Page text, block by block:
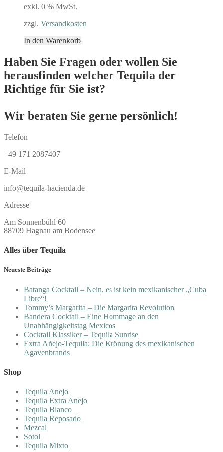
exkl. 0 % MwSt.
zzgl. Versandkosten
In den Warenkorb
Haben Sie Fragen oder wollen Sie
herausfinden welcher Tequila der
Richtige für Sie ist?
Wir beraten Sie gerne persönlich!
Telefon
+49 171 2087407
E-Mail
info@tequila-hacienda.de
Adresse
Am Sonnenbühl 60
88709 Hagnau am Bodensee
Alles über Tequila
Neueste Beiträge
Batanga Cocktail – Nein, es ist kein mexikanischer „Cuba
Libre“!
Tommy’s Margarita – Die Margarita Revolution
Bandera Cocktail – Eine Hommage an den
Unabhängigkeitstag Mexicos
Cocktail Klassiker – Tequila Sunrise
Extra Añejo-Tequila: Die Krönung des mexikanischen
Agavenbrands
Shop
Tequila Anejo
Tequila Extra Anejo
Tequila Blanco
Tequila Reposado
Mezcal
Sotol
Tequila Mixto